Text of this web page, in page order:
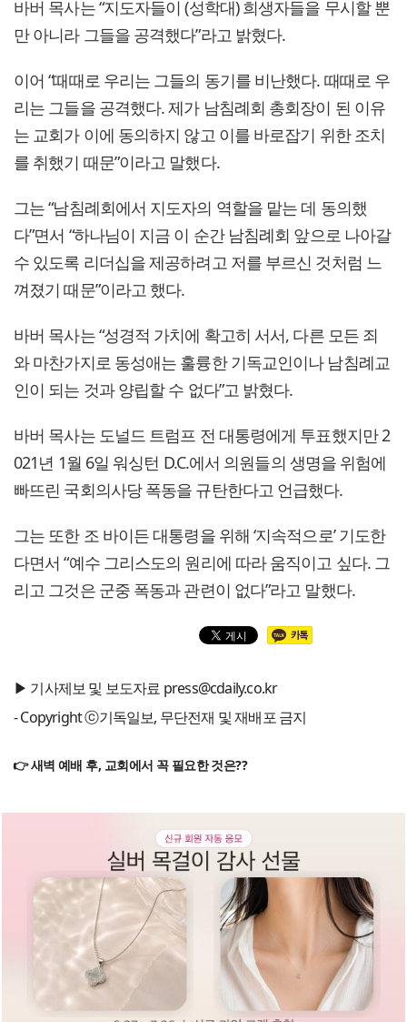
바버 목사는 “지도자들이 (성학대) 희생자들을 무시할 뿐
만 아니라 그들을 공격했다”라고 밝혔다.
이어 “때때로 우리는 그들의 동기를 비난했다. 때때로 우
리는 그들을 공격했다. 제가 남침례회 총회장이 된 이유
는 교회가 이에 동의하지 않고 이를 바로잡기 위한 조치
를 취했기 때문”이라고 말했다.
그는 “남침례회에서 지도자의 역할을 맡는 데 동의했
다”면서 “하나님이 지금 이 순간 남침례회 앞으로 나아갈
수 있도록 리더십을 제공하려고 저를 부르신 것처럼 느
껴졌기 때문”이라고 했다.
바버 목사는 “성경적 가치에 확고히 서서, 다른 모든 죄
와 마찬가지로 동성애는 훌륭한 기독교인이나 남침례교
인이 되는 것과 양립할 수 없다”고 밝혔다.
바버 목사는 도널드 트럼프 전 대통령에게 투표했지만 2
021년 1월 6일 워싱턴 D.C.에서 의원들의 생명을 위험에
빠뜨린 국회의사당 폭동을 규탄한다고 언급했다.
그는 또한 조 바이든 대통령을 위해 ‘지속적으로’ 기도한
다면서 “예수 그리스도의 원리에 따라 움직이고 싶다. 그
리고 그것은 군중 폭동과 관련이 없다”라고 말했다.
▶ 기사제보 및 보도자료 press@cdaily.co.kr
- Copyright ⓒ기독일보, 무단전재 및 재배포 금지
👉 새벽 예배 후, 교회에서 꼭 필요한 것은??